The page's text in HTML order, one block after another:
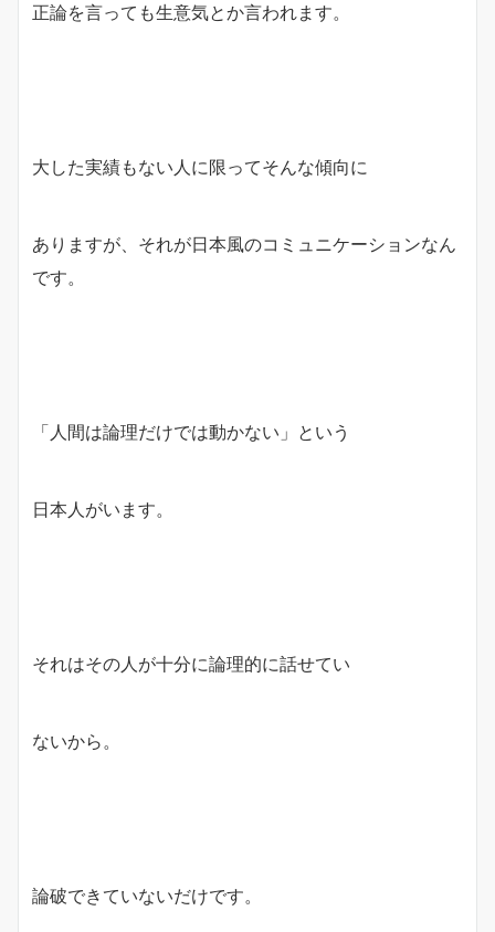
正論を言っても生意気とか言われます。
大した実績もない人に限ってそんな傾向に
ありますが、それが日本風のコミュニケーションなん
です。
「人間は論理だけでは動かない」という
日本人がいます。
それはその人が十分に論理的に話せてい
ないから。
論破できていないだけです。